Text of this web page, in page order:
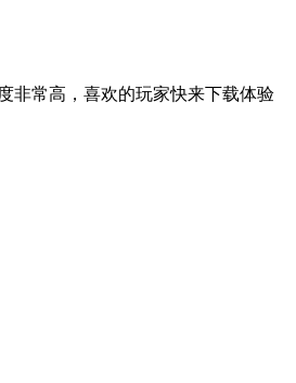
非常高，喜欢的玩家快来下载体验